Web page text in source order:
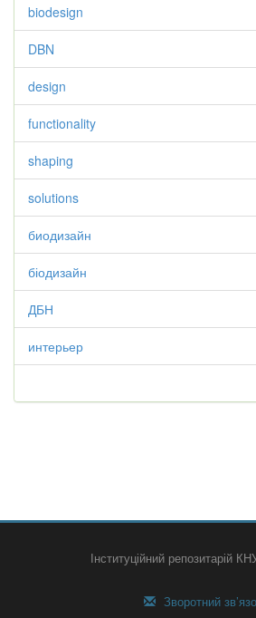
biodesign
DBN
design
functionality
shaping
solutions
биодизайн
біодизайн
ДБН
интерьер
Інституційний репозитарій
Зворотний